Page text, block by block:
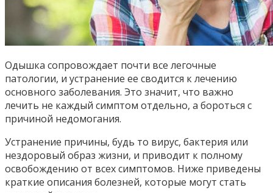
Одышка сопровождает почти все легочные
патологии, и устранение ее сводится к лечению
основного заболевания. Это значит, что важно
лечить не каждый симптом отдельно, а бороться с
причиной недомогания.
Устранение причины, будь то вирус, бактерия или
нездоровый образ жизни, и приводит к полному
освобождению от всех симптомов. Ниже приведены
краткие описания болезней, которые могут стать